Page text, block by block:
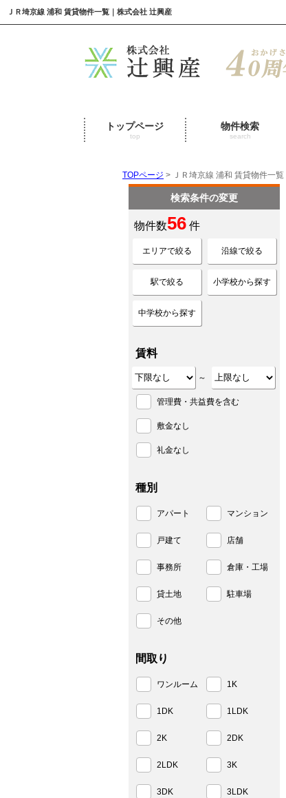
ＪＲ埼京線 浦和 賃貸物件一覧｜株式会社 辻興産
トップページ
top
物件検索
search
TOPページ > ＪＲ埼京線 浦和 賃貸物件一覧
検索条件の変更
物件数56 件
エリアで絞る 沿線で絞る
駅で絞る 小学校から探す
中学校から探す
賃料
～
管理費・共益費を含む
敷金なし
礼金なし
種別
アパート マンション
戸建て 店舗
事務所 倉庫・工場
貸土地 駐車場
その他
間取り
ワンルーム 1K
1DK 1LDK
2K 2DK
2LDK 3K
3DK 3LDK